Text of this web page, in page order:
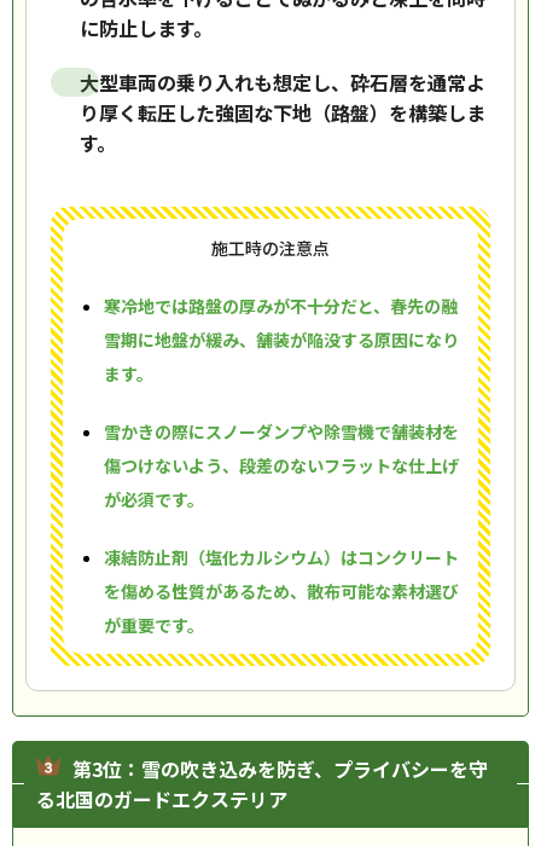
に防止します。
大型車両の乗り入れも想定し、砕石層を通常よ
り厚く転圧した強固な下地（路盤）を構築しま
す。
施工時の注意点
寒冷地では路盤の厚みが不十分だと、春先の融
雪期に地盤が緩み、舗装が陥没する原因になり
ます。
雪かきの際にスノーダンプや除雪機で舗装材を
傷つけないよう、段差のないフラットな仕上げ
が必須です。
凍結防止剤（塩化カルシウム）はコンクリート
を傷める性質があるため、散布可能な素材選び
が重要です。
第3位：雪の吹き込みを防ぎ、プライバシーを守
る北国のガードエクステリア